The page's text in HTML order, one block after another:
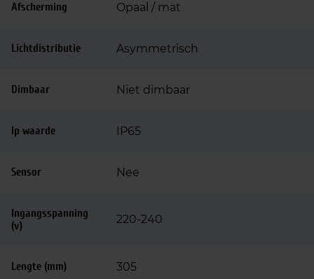
Afscherming Opaal / mat
Lichtdistributie Asymmetrisch
Dimbaar Niet dimbaar
Ip waarde IP65
Sensor Nee
Ingangsspanning
(v)
220-240
Lengte (mm) 305